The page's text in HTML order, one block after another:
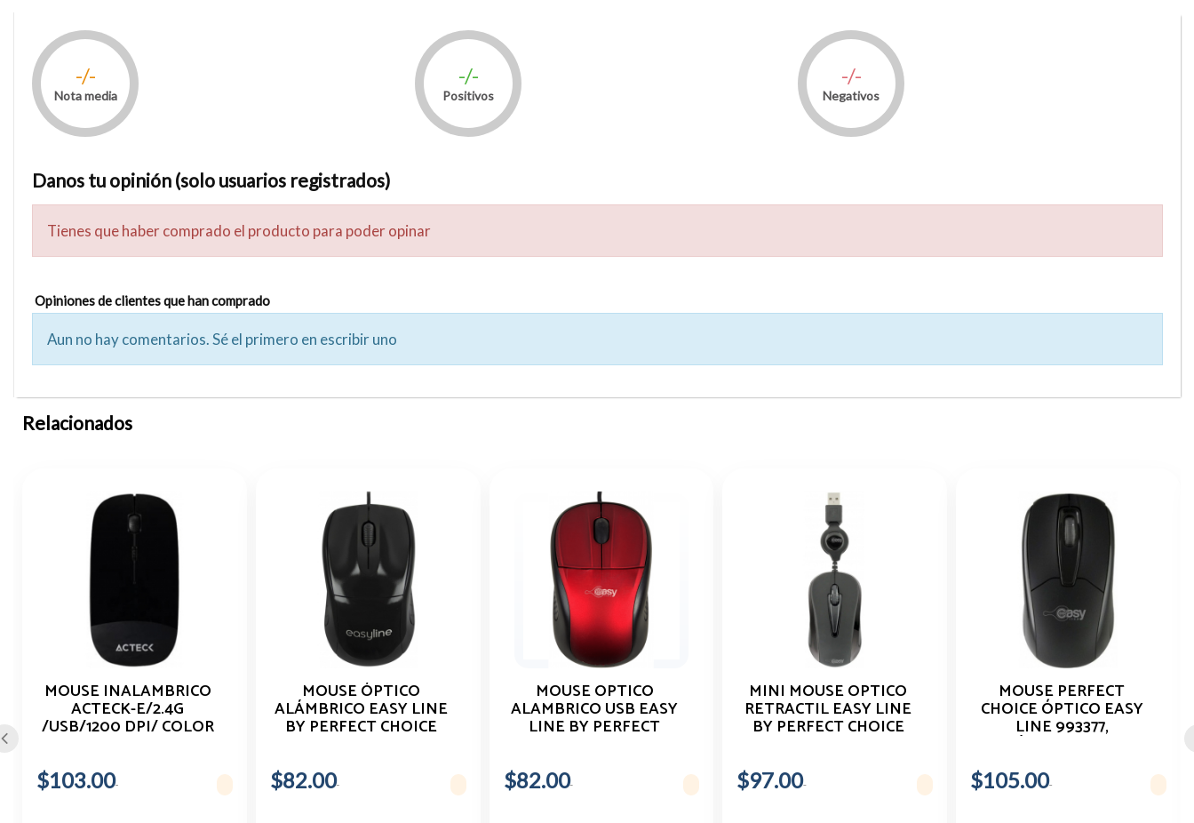
-/-
Nota media
-/-
Positivos
-/-
Negativos
Danos tu opinión (solo usuarios registrados)
Tienes que haber comprado el producto para poder opinar
Opiniones de clientes que han comprado
Aun no hay comentarios. Sé el primero en escribir uno
Relacionados
MOUSE INALAMBRICO
ACTECK-E/2.4G
/USB/1200 DPI/ COLOR
$103.00
MOUSE ÓPTICO
ALÁMBRICO EASY LINE
BY PERFECT CHOICE
$82.00
MOUSE OPTICO
ALAMBRICO USB EASY
LINE BY PERFECT
$82.00
MINI MOUSE OPTICO
RETRACTIL EASY LINE
BY PERFECT CHOICE
$97.00
MOUSE PERFECT
CHOICE ÓPTICO EASY
LINE 993377,
ALÁMBRICO, USB,
993377
$105.00